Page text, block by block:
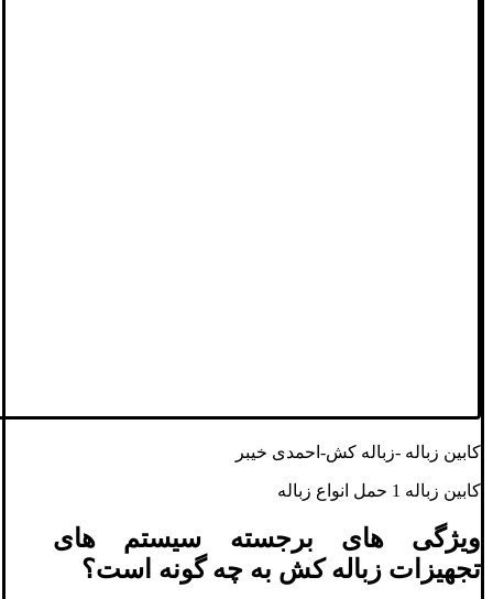
کابین زباله -زباله کش-احمدی خیبر
کابین زباله 1 حمل انواع زباله
ویژگی های برجسته سیستم های
تجهیزات زباله کش به چه گونه است؟